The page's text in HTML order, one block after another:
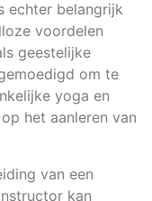
echter belangrijk
voordelen
geestelijke
om te
yoga en
het aanleren van
van een
kan